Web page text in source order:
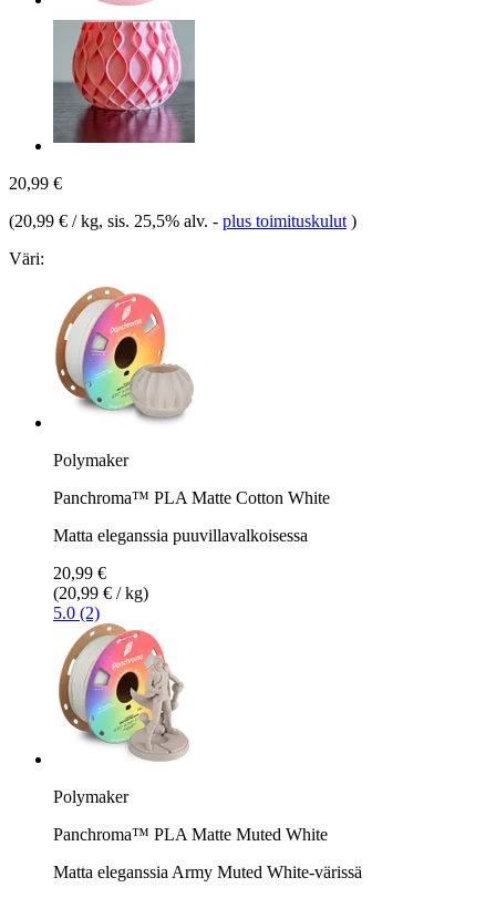
20,99 €
(20,99 € / kg, sis. 25,5% alv. - plus toimituskulut )
Väri:
Polymaker
Panchroma™ PLA Matte Cotton White
Matta eleganssia puuvillavalkoisessa
20,99 €
(20,99 € / kg)
5.0 (2)
Polymaker
Panchroma™ PLA Matte Muted White
Matta eleganssia Army Muted White-värissä